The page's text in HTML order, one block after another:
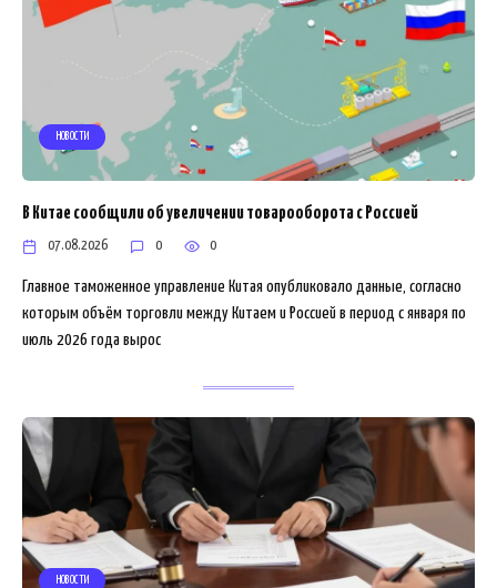
НОВОСТИ
В Китае сообщили об увеличении товарооборота с Россией
07.08.2026 0 0
Главное таможенное управление Китая опубликовало данные, согласно
которым объём торговли между Китаем и Россией в период с января по
июль 2026 года вырос
НОВОСТИ